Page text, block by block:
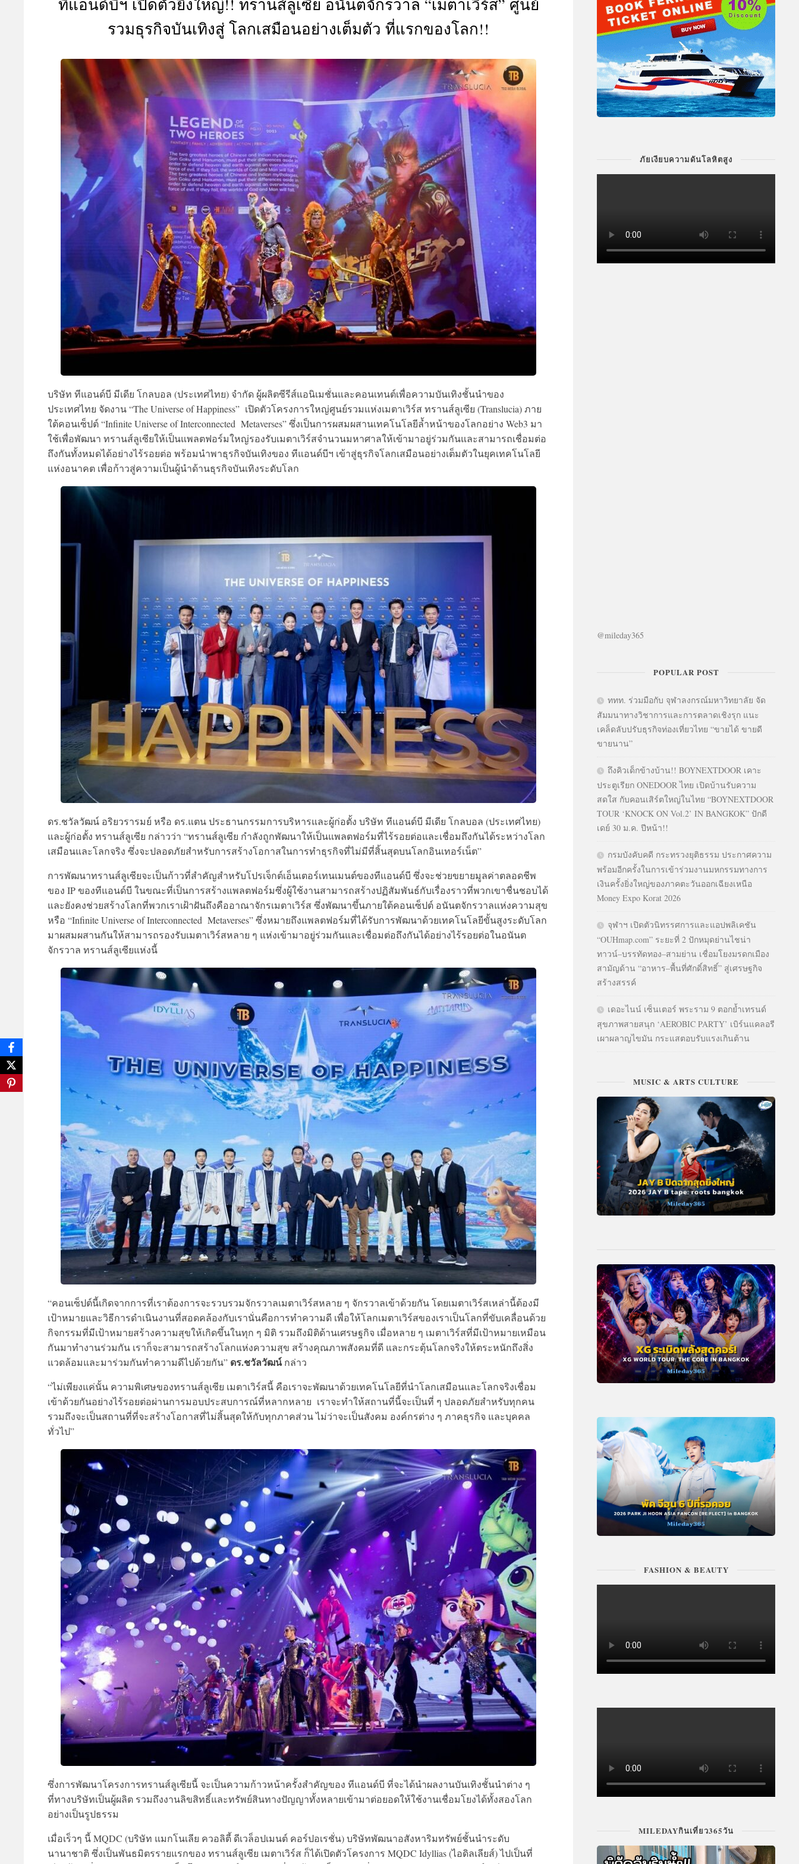
ACTIVITIES
&
DEAL
ทีแอนด์บีฯ เปิดตัวยิ่งใหญ่!! ทรานส์ลูเซีย อนันตจักรวาล “เมตาเวิร์ส” ศูนย์
รวมธุรกิจบันเทิงสู่ โลกเสมือนอย่างเต็มตัว ที่แรกของโลก!!
บริษัท ทีแอนด์บี มีเดีย โกลบอล (ประเทศไทย) จำกัด ผู้ผลิตซีรีส์แอนิเมชั่นและคอนเทนต์เพื่อความบันเทิงชั้นนำของ
ประเทศไทย จัดงาน“The Universe of Happiness” เปิดตัวโครงการใหญ่ศูนย์รวมแห่งเมตาเวิร์สทรานส์ลูเซีย (Translucia)ภาย
ใต้คอนเซ็ปต์“Infinite Universe of Interconnected Metaverses”ซึ่งเป็นการผสมผสานเทคโนโลยีล้ำหน้าของโลกอย่าง Web3 มา
ใช้เพื่อพัฒนา ทรานส์ลูเซียให้เป็นแพลตฟอร์มใหญ่รองรับเมตาเวิร์สจำนวนมหาศาลให้เข้ามาอยู่ร่วมกันและสามารถเชื่อมต่อ
ถึงกันทั้งหมดได้อย่างไร้รอยต่อ พร้อมนำพาธุรกิจบันเทิงของ ทีแอนด์บีฯ เข้าสู่ธุรกิจโลกเสมือนอย่างเต็มตัวในยุคเทคโนโลยี
แห่งอนาคต เพื่อก้าวสู่ความเป็นผู้นำด้านธุรกิจบันเทิงระดับโลก
ดร.ชวัลวัฒน์ อริยวรารมย์ หรือ ดร.แตน ประธานกรรมการบริหารและผู้ก่อตั้ง บริษัท ทีแอนด์บี มีเดีย โกลบอล (ประเทศไทย)
และผู้ก่อตั้ง ทรานส์ลูเซีย กล่าวว่า “ทรานส์ลูเซีย กำลังถูกพัฒนาให้เป็นแพลตฟอร์มที่ไร้รอยต่อและเชื่อมถึงกันได้ระหว่างโลก
เสมือนและโลกจริง ซึ่งจะปลอดภัยสำหรับการสร้างโอกาสในการทำธุรกิจที่ไม่มีที่สิ้นสุดบนโลกอินเทอร์เน็ต”
การพัฒนาทรานส์ลูเซียจะเป็นก้าวที่สำคัญสำหรับโปรเจ็กต์เอ็นเตอร์เทนเมนต์ของทีแอนด์บี ซึ่งจะช่วยขยายมูลค่าตลอดชีพ
ของ IP ของทีแอนด์บี ในขณะที่เป็นการสร้างแพลตฟอร์มซึ่งผู้ใช้งานสามารถสร้างปฏิสัมพันธ์กับเรื่องราวที่พวกเขาชื่นชอบได้
และยังคงช่วยสร้างโลกที่พวกเราเฝ้าฝันถึงคืออาณาจักรเมตาเวิร์ส ซึ่งพัฒนาขึ้นภายใต้คอนเซ็ปต์ อนันตจักรวาลแห่งความสุข
หรือ “Infinite Universe of Interconnected Metaverses”ซึ่งหมายถึงแพลตฟอร์มที่ได้รับการพัฒนาด้วยเทคโนโลยีขั้นสูงระดับโลก
มาผสมผสานกันให้สามารถรองรับเมตาเวิร์สหลาย ๆ แห่งเข้ามาอยู่ร่วมกันและเชื่อมต่อถึงกันได้อย่างไร้รอยต่อในอนันต
จักรวาล ทรานส์ลูเซียแห่งนี้
“คอนเซ็ปต์นี้เกิดจากการที่เราต้องการจะรวบรวมจักรวาลเมตาเวิร์สหลาย ๆ จักรวาลเข้าด้วยกัน โดยเมตาเวิร์สเหล่านี้ต้องมี
เป้าหมายและวิธีการดำเนินงานที่สอดคล้องกับเรานั่นคือการทำความดี เพื่อให้โลกเมตาเวิร์สของเราเป็นโลกที่ขับเคลื่อนด้วย
กิจกรรมที่มีเป้าหมายสร้างความสุขให้เกิดขึ้นในทุก ๆ มิติ รวมถึงมิติด้านเศรษฐกิจ เมื่อหลาย ๆ เมตาเวิร์สที่มีเป้าหมายเหมือน
กันมาทำงานร่วมกัน เราก็จะสามารถสร้างโลกแห่งความสุข สร้างคุณภาพสังคมที่ดี และกระตุ้นโลกจริงให้ตระหนักถึงสิ่ง
แวดล้อมและมาร่วมกันทำความดีไปด้วยกัน” ดร.ชวัลวัฒน์กล่าว
“ไม่เพียงแค่นั้น ความพิเศษของทรานส์ลูเซีย เมตาเวิร์สนี้ คือเราจะพัฒนาด้วยเทคโนโลยีที่นำโลกเสมือนและโลกจริงเชื่อม
เข้าด้วยกันอย่างไร้รอยต่อผ่านการมอบประสบการณ์ที่หลากหลาย เราจะทำให้สถานที่นี้จะเป็นที่ ๆ ปลอดภัยสำหรับทุกคน
รวมถึงจะเป็นสถานที่ที่จะสร้างโอกาสที่ไม่สิ้นสุดให้กับทุกภาคส่วน ไม่ว่าจะเป็นสังคม องค์กรต่าง ๆ ภาคธุรกิจ และบุคคล
ทั่วไป”
ซึ่งการพัฒนาโครงการทรานส์ลูเซียนี้ จะเป็นความก้าวหน้าครั้งสำคัญของ ทีแอนด์บี ที่จะได้นำผลงานบันเทิงชั้นนำต่าง ๆ
ที่ทางบริษัทเป็นผู้ผลิต รวมถึงงานลิขสิทธิ์และทรัพย์สินทางปัญญาทั้งหลายเข้ามาต่อยอดให้ใช้งานเชื่อมโยงได้ทั้งสองโลก
อย่างเป็นรูปธรรม
เมื่อเร็วๆ นี้MQDC (บริษัท แมกโนเลีย ควอลิตี้ ดีเวล็อปเมนต์ คอร์ปอเรชั่น)บริษัทพัฒนาอสังหาริมทรัพย์ชั้นนำระดับ
นานาชาติ ซึ่งเป็นพันธมิตรรายแรกของ ทรานส์ลูเซีย เมตาเวิร์ส ก็ได้เปิดตัวโครงการ MQDC Idyllias (ไอดิลเลียส์)ไปเป็นที่
ภัยเงียบความดันโลหิตสูง
@mileday365
POPULAR POST
ททท. ร่วมมือกับ จุฬาลงกรณ์มหาวิทยาลัย จัด
สัมมนาทางวิชาการและการตลาดเชิงรุก แนะ
เคล็ดลับปรับธุรกิจท่องเที่ยวไทย “ขายได้ ขายดี
ขายนาน”
ถึงคิวเด็กข้างบ้าน!! BOYNEXTDOOR เคาะ
ประตูเรียก ONEDOOR ไทย เปิดบ้านรับความ
สดใส กับคอนเสิร์ตใหญ่ในไทย “BOYNEXTDOOR
TOUR ‘KNOCK ON Vol.2’ IN BANGKOK” ปักดี
เดย์ 30 ม.ค. ปีหน้า!!
กรมบังคับคดี กระทรวงยุติธรรม ประกาศความ
พร้อมอีกครั้งในการเข้าร่วมงานมหกรรมทางการ
เงินครั้งยิ่งใหญ่ของภาคตะวันออกเฉียงเหนือ
Money Expo Korat 2026
จุฬาฯ เปิดตัวนิทรรศการและแอปพลิเคชัน
“OUHmap.com” ระยะที่ 2 ปักหมุดย่านไชน่า
ทาวน์–บรรทัดทอง–สามย่าน เชื่อมโยงมรดกเมือง
สามัญด้าน “อาหาร–พื้นที่ศักดิ์สิทธิ์” สู่เศรษฐกิจ
สร้างสรรค์
เดอะไนน์ เซ็นเตอร์ พระราม 9 ตอกย้ำเทรนด์
สุขภาพสายสนุก ‘AEROBIC PARTY’ เบิร์นแคลอรี
เผาผลาญไขมัน กระแสตอบรับแรงเกินต้าน
MUSIC & ARTS CULTURE
FASHION & BEAUTY
MILEDAYกินเที่ยว365วัน